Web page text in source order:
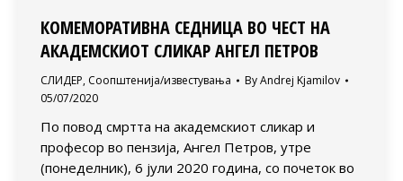
КОМЕМОРАТИВНА СЕДНИЦА ВО ЧЕСТ НА
АКАДЕМСКИОТ СЛИКАР АНГЕЛ ПЕТРОВ
СЛИДЕР, Соопштенија/известувања ByAndrej Kjamilov
05/07/2020
По повод смртта на академскиот сликар и
професор во пензија, Ангел Петров, утре
(понеделник), 6 јули 2020 година, со почеток во